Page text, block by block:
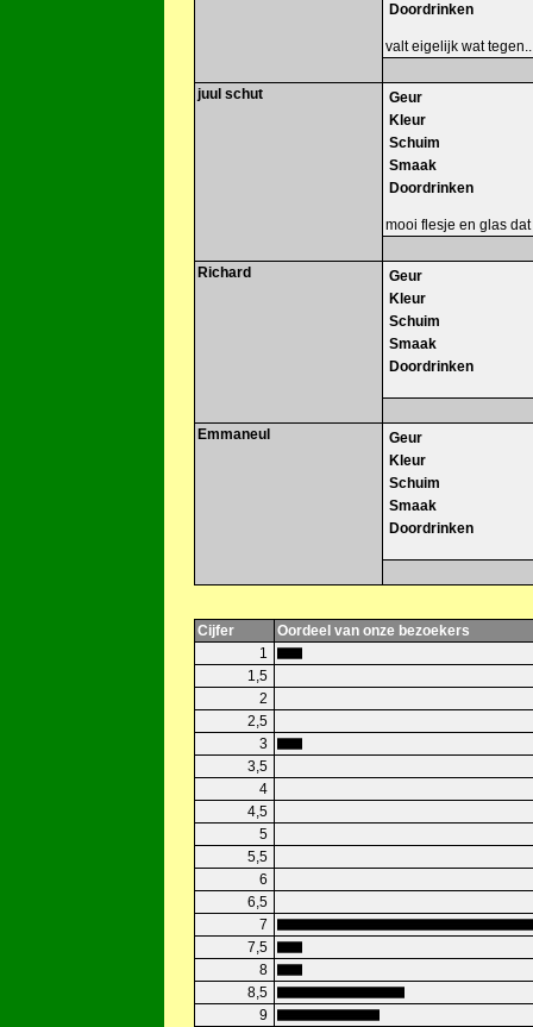
Doordrinken
valt eigelijk wat
juul schut
Geur
Kleur
Schuim
Smaak
Doordrinken
mooi flesje en glas
Richard
Geur
Kleur
Schuim
Smaak
Doordrinken
Emmaneul
Geur
Kleur
Schuim
Smaak
Doordrinken
Cijfer
Oordeel van onze bezoekers
1
1,5
2
2,5
3
3,5
4
4,5
5
5,5
6
6,5
7
7,5
8
8,5
9